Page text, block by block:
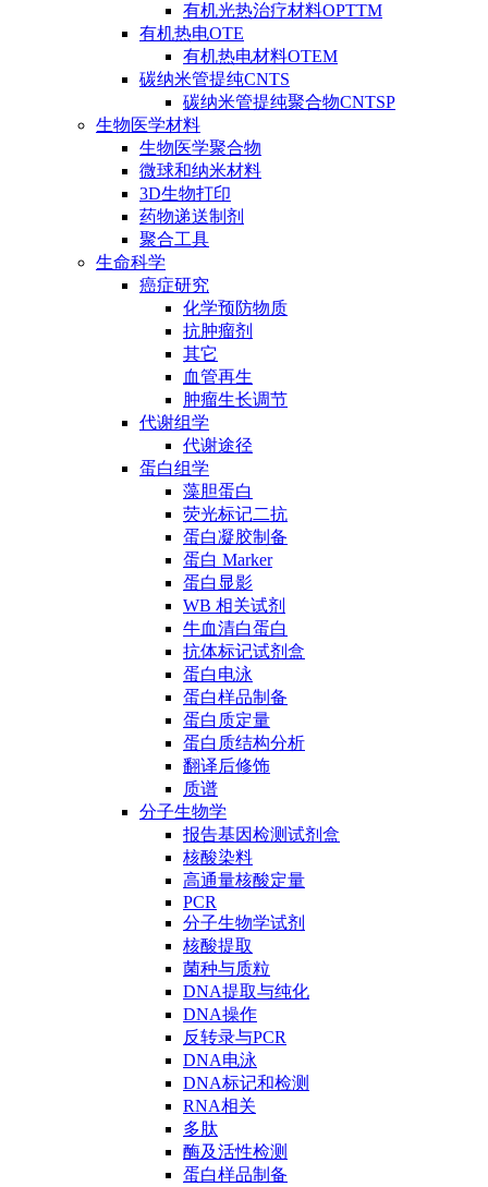
有机光热治疗材料OPTTM
有机热电OTE
有机热电材料OTEM
碳纳米管提纯CNTS
碳纳米管提纯聚合物CNTSP
生物医学材料
生物医学聚合物
微球和纳米材料
3D生物打印
药物递送制剂
聚合工具
生命科学
癌症研究
化学预防物质
抗肿瘤剂
其它
血管再生
肿瘤生长调节
代谢组学
代谢途径
蛋白组学
藻胆蛋白
荧光标记二抗
蛋白凝胶制备
蛋白 Marker
蛋白显影
WB 相关试剂
牛血清白蛋白
抗体标记试剂盒
蛋白电泳
蛋白样品制备
蛋白质定量
蛋白质结构分析
翻译后修饰
质谱
分子生物学
报告基因检测试剂盒
核酸染料
高通量核酸定量
PCR
分子生物学试剂
核酸提取
菌种与质粒
DNA提取与纯化
DNA操作
反转录与PCR
DNA电泳
DNA标记和检测
RNA相关
多肽
酶及活性检测
蛋白样品制备